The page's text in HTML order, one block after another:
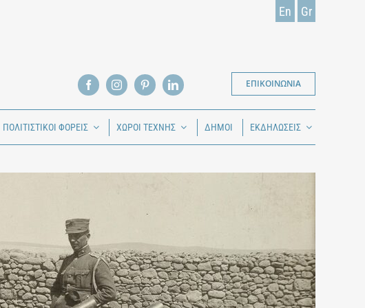
En Gr
ΕΠΙΚΟΙΝΩΝΙΑ
ΠΟΛΙΤΙΣΤΙΚΟΙ ΦΟΡΕΙΣ ΧΩΡΟΙ ΤΕΧΝΗΣ ΔΗΜΟΙ ΕΚΔΗΛΩΣΕΙΣ